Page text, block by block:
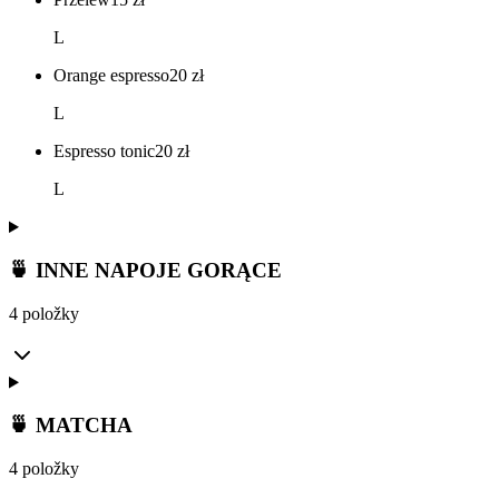
L
Orange espresso20 zł
L
Espresso tonic20 zł
L
🍵 INNE NAPOJE GORĄCE
4 položky
🍵 MATCHA
4 položky